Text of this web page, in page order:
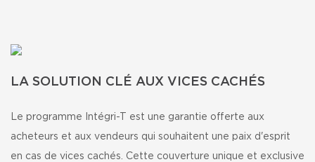
LA SOLUTION CLÉ AUX VICES CACHÉS
Le programme Intégri-T est une garantie offerte aux
acheteurs et aux vendeurs qui souhaitent une paix d'esprit
en cas de vices cachés. Cette couverture unique et exclusive